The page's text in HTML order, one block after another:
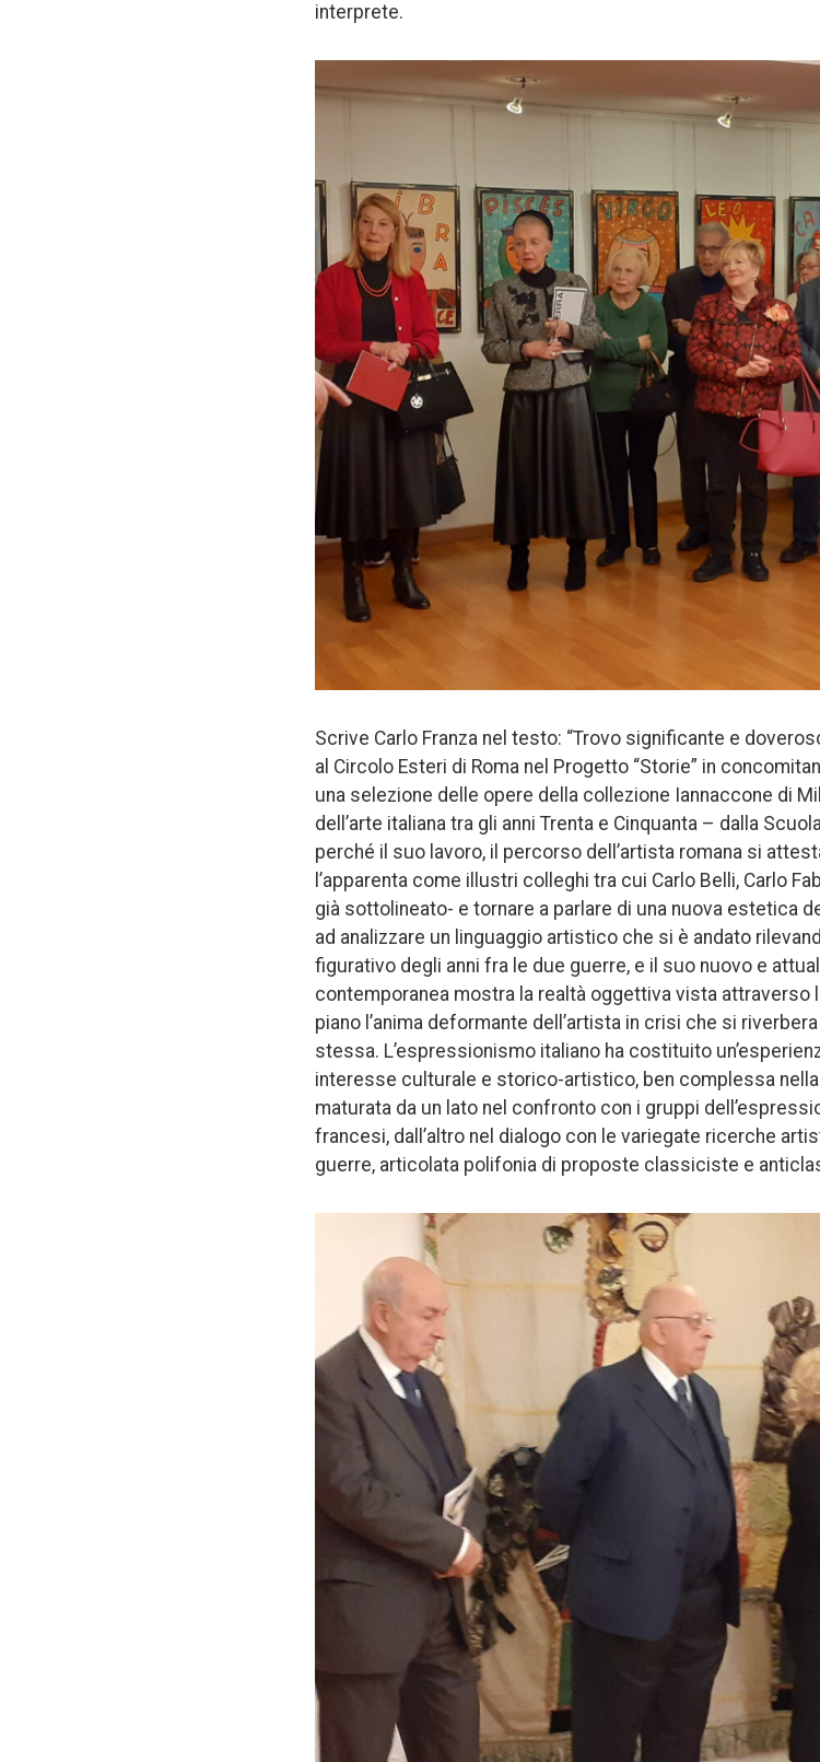
interprete.
Scrive Carlo Franza nel testo: “Trovo significante e
al Circolo Esteri di Roma nel Progetto “Storie” in
una selezione delle opere della collezione Iannaccone di
dell’arte italiana tra gli anni Trenta e Cinquanta – dalla
perché il suo lavoro, il percorso dell’artista romana si
l’apparenta come illustri colleghi tra cui Carlo Belli, Carlo
già sottolineato- e tornare a parlare di una nuova estetica
ad analizzare un linguaggio artistico che si è andato
figurativo degli anni fra le due guerre, e il suo nuovo e
contemporanea mostra la realtà oggettiva vista attraverso
piano l’anima deformante dell’artista in crisi che si
stessa. L’espressionismo italiano ha costituito
interesse culturale e storico-artistico, ben complessa
maturata da un lato nel confronto con i gruppi
francesi, dall’altro nel dialogo con le variegate ricerche
guerre, articolata polifonia di proposte classiciste e